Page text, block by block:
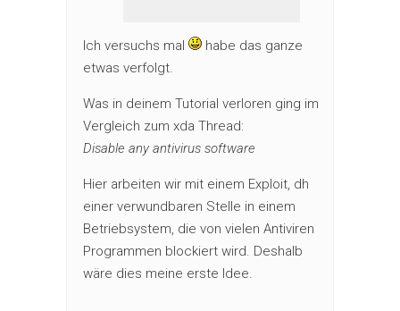
Ich versuchs mal
habe das ganze
etwas verfolgt.
Was in deinem Tutorial verloren ging im
Vergleich zum xda Thread:
Disable any antivirus software
Hier arbeiten wir mit einem Exploit, dh
einer verwundbaren Stelle in einem
Betriebsystem, die von vielen Antiviren
Programmen blockiert wird. Deshalb
wäre dies meine erste Idee.